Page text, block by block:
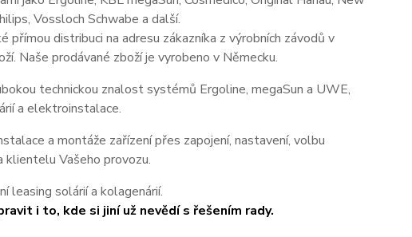
Vossloch Schwabe a další.
distribuci na adresu zákazníka z výrobních závodů v
Naše prodávané zboží je vyrobeno v Německu.
technickou znalost systémů Ergoline, megaSun a UWE,
a elektroinstalace.
a montáže zařízení přes zapojení, nastavení, volbu
klientelu Vašeho provozu.
leasing solárií a kolagenárií.
i to, kde si jiní už nevědí s řešením rady.